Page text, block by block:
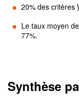
20% des critères
Le taux moyen
77%.
Synthèse